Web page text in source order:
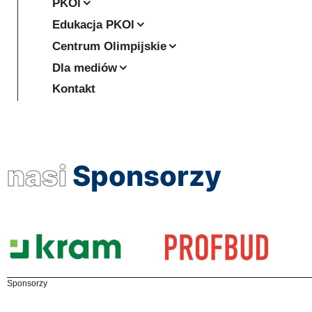
PKOl
Edukacja PKOl
Centrum Olimpijskie
Dla mediów
Kontakt
nasi Sponsorzy
Sponsorzy